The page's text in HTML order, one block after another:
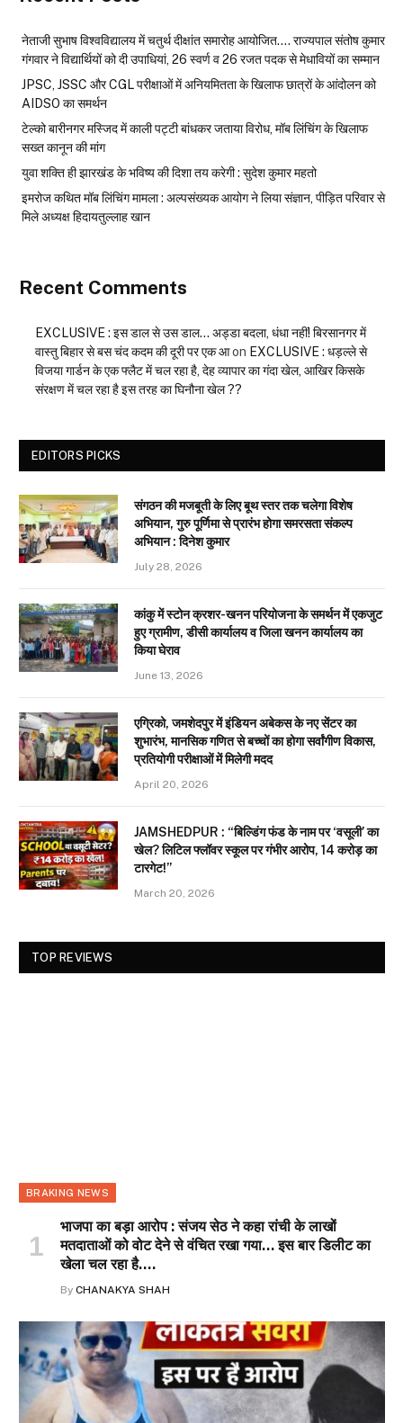
नेताजी सुभाष विश्वविद्यालय में चतुर्थ दीक्षांत समारोह आयोजित…. राज्यपाल संतोष कुमार
गंगवार ने विद्यार्थियों को दी उपाधियां, 26 स्वर्ण व 26 रजत पदक से मेधावियों का सम्मान
JPSC, JSSC और CGL परीक्षाओं में अनियमितता के खिलाफ छात्रों के आंदोलन को
AIDSO का समर्थन
टेल्को बारीनगर मस्जिद में काली पट्टी बांधकर जताया विरोध, मॉब लिंचिंग के खिलाफ
सख्त कानून की मांग
युवा शक्ति ही झारखंड के भविष्य की दिशा तय करेगी : सुदेश कुमार महतो
इमरोज कथित मॉब लिंचिंग मामला : अल्पसंख्यक आयोग ने लिया संज्ञान, पीड़ित परिवार से
मिले अध्यक्ष हिदायतुल्लाह खान
Recent Comments
EXCLUSIVE : इस डाल से उस डाल… अड्डा बदला, धंधा नहीं! बिरसानगर में
वास्तु बिहार से बस चंद कदम की दूरी पर एक आon EXCLUSIVE : धड़ल्ले से
विजया गार्डन के एक फ्लैट में चल रहा है, देह व्यापार का गंदा खेल, आखिर किसके
संरक्षण में चल रहा है इस तरह का घिनौना खेल ??
EDITORS PICKS
संगठन की मजबूती के लिए बूथ स्तर तक चलेगा विशेष
अभियान, गुरु पूर्णिमा से प्रारंभ होगा समरसता संकल्प
अभियान : दिनेश कुमार
July 28, 2026
कांकु में स्टोन क्रशर-खनन परियोजना के समर्थन में एकजुट
हुए ग्रामीण, डीसी कार्यालय व जिला खनन कार्यालय का
किया घेराव
June 13, 2026
एग्रिको, जमशेदपुर में इंडियन अबेकस के नए सेंटर का
शुभारंभ, मानसिक गणित से बच्चों का होगा सर्वांगीण विकास,
प्रतियोगी परीक्षाओं में मिलेगी मदद
April 20, 2026
JAMSHEDPUR : “बिल्डिंग फंड के नाम पर ‘वसूली’ का
खेल? लिटिल फ्लॉवर स्कूल पर गंभीर आरोप, 14 करोड़ का
टारगेट!”
March 20, 2026
TOP REVIEWS
BRAKING NEWS
भाजपा का बड़ा आरोप : संजय सेठ ने कहा रांची के लाखों
मतदाताओं को वोट देने से वंचित रखा गया… इस बार डिलीट का
खेला चल रहा है….
By CHANAKYA SHAH